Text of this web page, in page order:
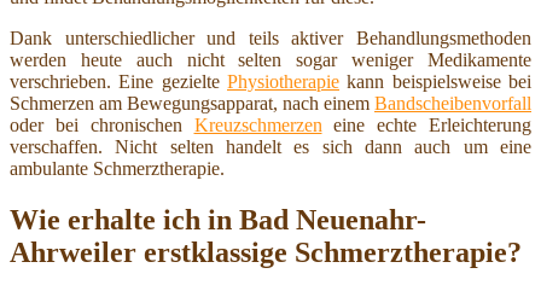
Dank unterschiedlicher und teils aktiver Behandlungsmethoden
werden heute auch nicht selten sogar weniger Medikamente
verschrieben. Eine gezielte Physiotherapie kann beispielsweise bei
Schmerzen am Bewegungsapparat, nach einem Bandscheibenvorfall
oder bei chronischen Kreuzschmerzen eine echte Erleichterung
verschaffen. Nicht selten handelt es sich dann auch um eine
ambulante Schmerztherapie.
Wie erhalte ich in Bad Neuenahr-
Ahrweiler erstklassige Schmerztherapie?